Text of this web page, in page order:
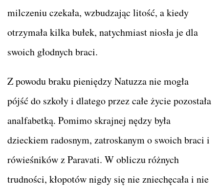
milczeniu czekała, wzbudzając litość, a kiedy
otrzymała kilka bułek, natychmiast niosła je dla
swoich głodnych braci.
Z powodu braku pieniędzy Natuzza nie mogła
pójść do szkoły i dlatego przez całe życie pozostała
analfabetką. Pomimo skrajnej nędzy była
dzieckiem radosnym, zatroskanym o swoich braci i
rówieśników z Paravati. W obliczu różnych
trudności, kłopotów nigdy się nie zniechęcała i nie